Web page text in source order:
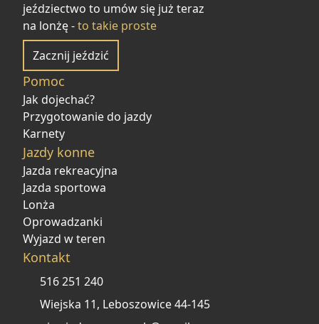
jeździectwo to umów się już teraz
na lonżę -to takie proste
Zacznij jeździć
Pomoc
Jak dojechać?
Przygotowanie do jazdy
Karnety
Jazdy konne
Jazda rekreacyjna
Jazda sportowa
Lonża
Oprowadzanki
Wyjazd w teren
Kontakt
516 251 240
Wiejska 11, Leboszowice 44-145